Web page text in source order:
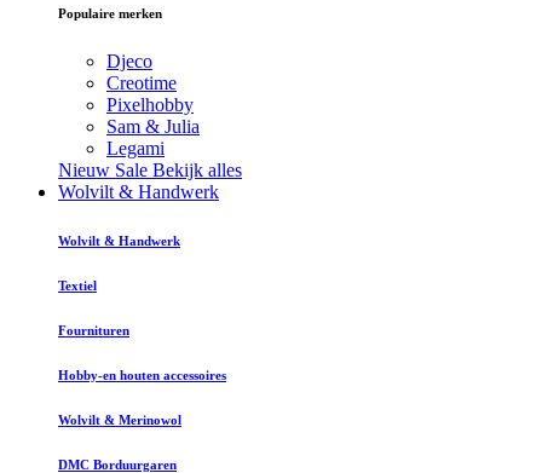
Populaire merken
Djeco
Creotime
Pixelhobby
Sam & Julia
Legami
Nieuw Sale Bekijk alles
Wolvilt & Handwerk
Wolvilt & Handwerk
Textiel
Fournituren
Hobby-en houten accessoires
Wolvilt & Merinowol
DMC Borduurgaren